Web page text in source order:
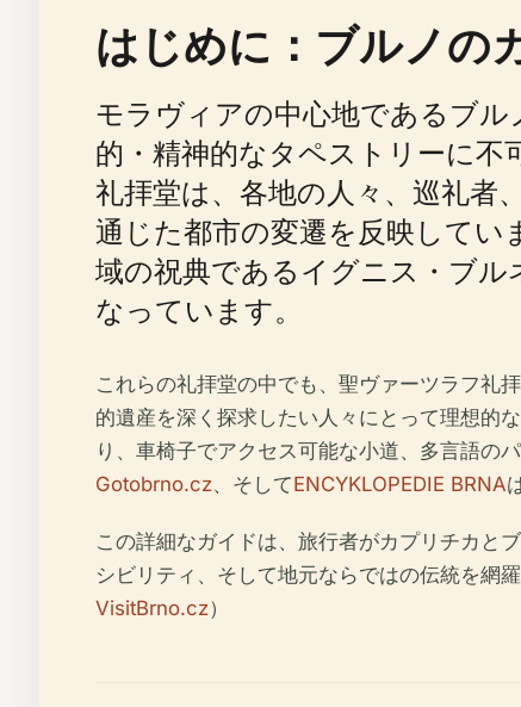
はじめに：ブルノの
モラヴィアの中心地であるブ
的・精神的なタペストリーに不
礼拝堂は、各地の人々、巡礼者
通じた都市の変遷を反映して
域の祝典であるイグニス・ブル
なっています。
これらの礼拝堂の中でも、聖ヴァーツラフ礼
的遺産を深く探求したい人々にとって理想的
り、車椅子でアクセス可能な小道、多言語の
Gotobrno.cz、そしてENCYKLOPEDIE BRNA
この詳細なガイドは、旅行者がカプリチカと
シビリティ、そして地元ならではの伝統を網
VisitBrno.cz）